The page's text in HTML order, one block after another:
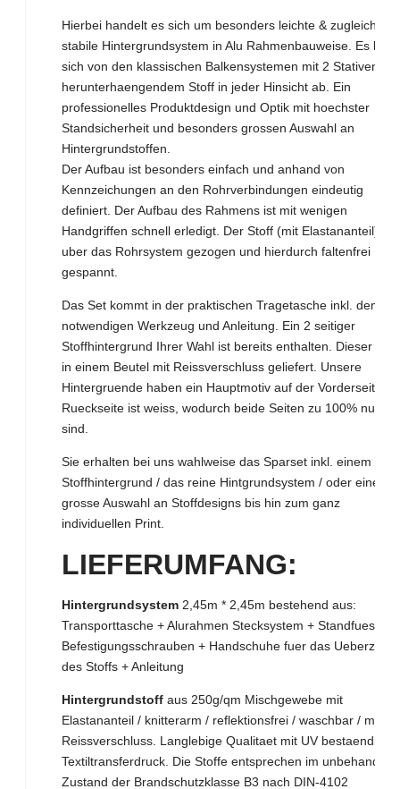
Hierbei handelt es sich um besonders leichte & zugleich
stabile Hintergrundsystem in Alu Rahmenbauweise. Es hebt
sich von den klassischen Balkensystemen mit 2 Stativen
herunterhaengendem Stoff in jeder Hinsicht ab. Ein
professionelles Produktdesign und Optik mit hoechster
Standsicherheit und besonders grossen Auswahl an
Hintergrundstoffen.
Der Aufbau ist besonders einfach und anhand von
Kennzeichungen an den Rohrverbindungen eindeutig
definiert. Der Aufbau des Rahmens ist mit wenigen
Handgriffen schnell erledigt. Der Stoff (mit Elastananteil)
uber das Rohrsystem gezogen und hierdurch faltenfrei
gespannt.
Das Set kommt in der praktischen Tragetasche inkl. dem
notwendigen Werkzeug und Anleitung. Ein 2 seitiger
Stoffhintergrund Ihrer Wahl ist bereits enthalten. Dieser wird
in einem Beutel mit Reissverschluss geliefert. Unsere
Hintergruende haben ein Hauptmotiv auf der Vorderseite.
Rueckseite ist weiss, wodurch beide Seiten zu 100%
sind.
Sie erhalten bei uns wahlweise das Sparset inkl. einem
Stoffhintergrund / das reine Hintgrundsystem / oder eine
grosse Auswahl an Stoffdesigns bis hin zum ganz
individuellen Print.
LIEFERUMFANG:
Hintergrundsystem 2,45m * 2,45m bestehend aus:
Transporttasche + Alurahmen Stecksystem + Standfuesse +
Befestigungsschrauben + Handschuhe fuer das
des Stoffs + Anleitung
Hintergrundstoff aus 250g/qm Mischgewebe mit
Elastananteil / knitterarm / reflektionsfrei / waschbar / mit
Reissverschluss. Langlebige Qualitaet mit UV
Textiltransferdruck. Die Stoffe entsprechen im
Zustand der Brandschutzklasse B3 nach DIN-4102